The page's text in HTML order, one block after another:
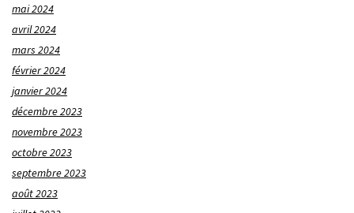
mai 2024
avril 2024
mars 2024
février 2024
janvier 2024
décembre 2023
novembre 2023
octobre 2023
septembre 2023
août 2023